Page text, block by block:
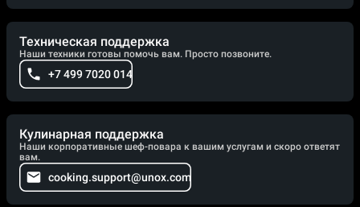
Техническая поддержка
Наши техники готовы помочь вам. Просто позвоните.
+7 499 7020 014
Кулинарная поддержка
Наши корпоративные шеф-повара к вашим услугам и скоро ответят
вам.
cooking.support@unox.com